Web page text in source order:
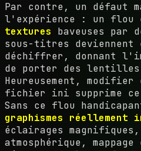
Par contre, un défaut
l'expérience : un flou
textures baveuses par
sous-titres
déchiffrer, donnant
de porter des
Heureusement,
fichier ini supprime
Sans ce flou
graphismes réellement
éclairages
atmosphérique,